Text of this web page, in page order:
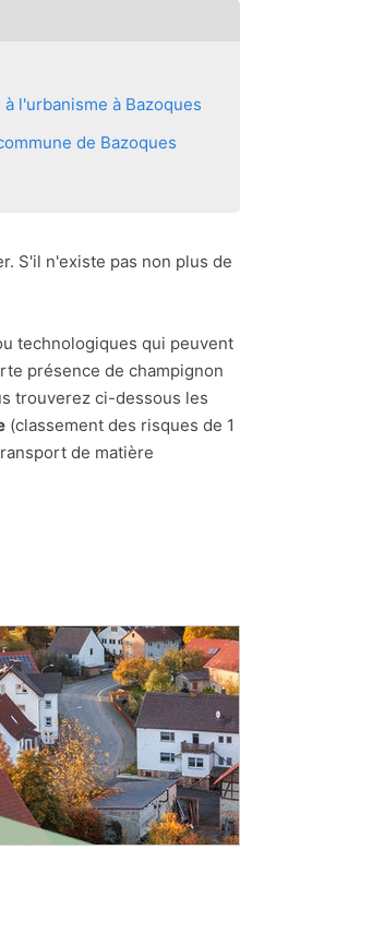
l'urbanisme à Bazoques
de Bazoques
S'il n'existe pas non plus de
technologiques qui peuvent
présence de champignon
trouverez ci-dessous les
(classement des risques de 1
de matière